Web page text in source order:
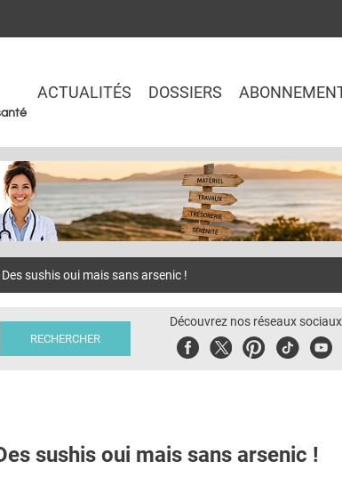
ACTUALITÉS DOSSIERS
sushis oui mais sans arsenic !
Découvrez nos réseaux sociaux
FacebookTwitterPinterest
Tiktok
sushis oui mais sans arsenic !